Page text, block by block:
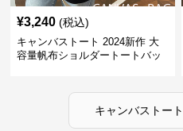
¥3,240 (税込)
キャンバストート 2024新作 大
容量帆布ショルダートートバッ
キャンバストート